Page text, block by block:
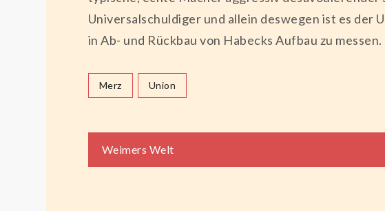
Universalschuldiger und allein deswegen ist es
in Ab- und Rückbau von Habecks Aufbau zu messen.
Merz Union
Beitragsnavigation
Weimers Welt